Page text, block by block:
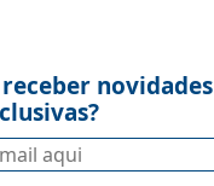
novidades